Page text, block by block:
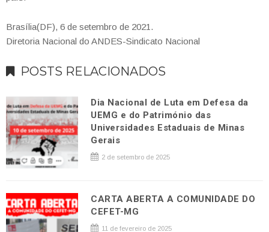
Brasília(DF), 6 de setembro de 2021.
Diretoria Nacional do ANDES-Sindicato Nacional
POSTS RELACIONADOS
Dia Nacional de Luta em Defesa da
UEMG e do Património das
Universidades Estaduais de Minas
Gerais
2 de setembro de 2025
CARTA ABERTA A COMUNIDADE DO
CEFET-MG
11 de fevereiro de 2025